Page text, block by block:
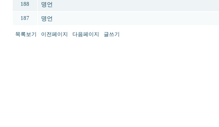
188 명언
187 명언
목록보기 이전페이지 다음페이지 글쓰기